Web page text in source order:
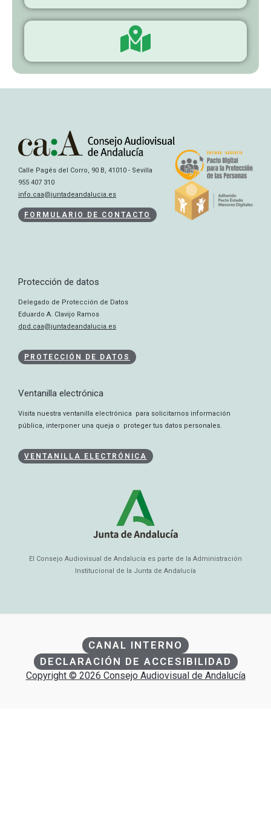
Calle Pagés del Corro, 90 B, 41010 - Sevilla
955 407 310
info.caa@juntadeandalucia.es
FORMULARIO DE CONTACTO
Protección de datos
Delegado de Protección de Datos
Eduardo A. Clavijo Ramos
dpd.caa@juntadeandalucia.es
PROTECCIÓN DE DATOS
Ventanilla electrónica
Visita nuestra ventanilla electrónica para solicitarnos información
pública, interponer una queja o proteger tus datos personales.
VENTANILLA ELECTRÓNICA
El Consejo Audiovisual de Andalucía es parte de la Administración
Institucional de la Junta de Andalucía
CANAL INTERNO
DECLARACIÓN DE ACCESIBILIDAD
Copyright © 2026 Consejo Audiovisual de Andalucía